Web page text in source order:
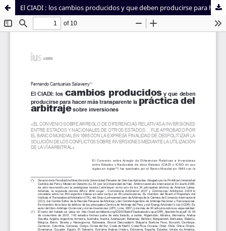
Sistema de
Bibliotecas
Facultad de
Derecho
El CIADI : los cambios producidos y que deben producirse para hacer más transparente la práctica del arbitraje sobre inversiones